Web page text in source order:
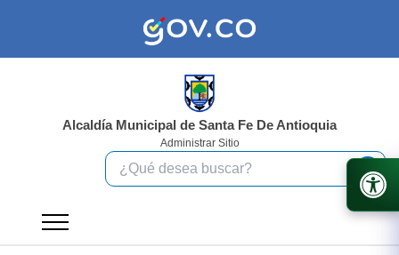
Alcaldía Municipal de Santa Fe De Antioquia
Administrar Sitio